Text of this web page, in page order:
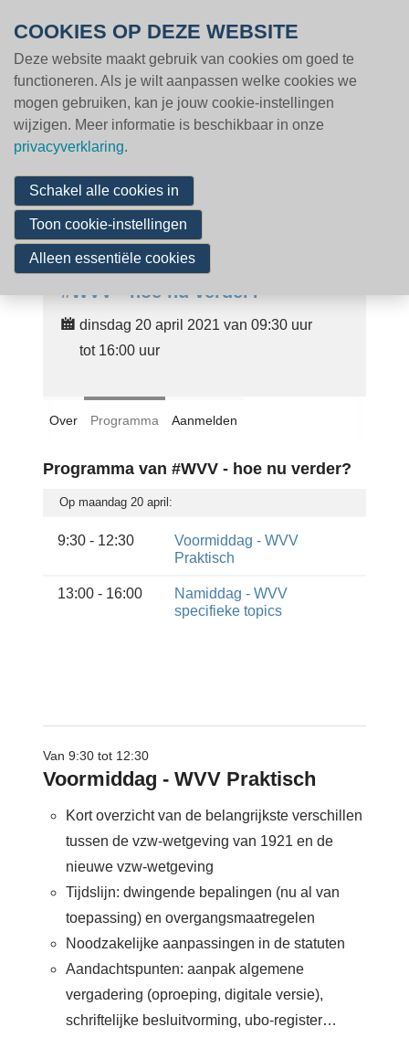
MENU
#WVV - hoe nu verder?
dinsdag 20 april 2021 van 09:30 uur
tot 16:00 uur
Over Programma Aanmelden
Programma van #WVV - hoe nu verder?
Op maandag 20 april:
9:30 - 12:30
Voormiddag - WVV
Praktisch
13:00 - 16:00
Namiddag - WVV
specifieke topics
Van 9:30 tot 12:30
Voormiddag - WVV Praktisch
Kort overzicht van de belangrijkste verschillen
tussen de vzw-wetgeving van 1921 en de
nieuwe vzw-wetgeving
Tijdslijn: dwingende bepalingen (nu al van
toepassing) en overgangsmaatregelen
Noodzakelijke aanpassingen in de statuten
Aandachtspunten: aanpak algemene
vergadering (oproeping, digitale versie),
schriftelijke besluitvorming, ubo-register…
Kalender
Aanpak
Word lid
Nieuws & inzichten
Cases
Vacatures
Partners
COOKIES OP DEZE WEBSITE
Deze website maakt gebruik van cookies om goed te
functioneren. Als je wilt aanpassen welke cookies we
mogen gebruiken, kan je jouw cookie-instellingen
wijzigen. Meer informatie is beschikbaar in onze
privacyverklaring.
Schakel alle cookies in
Toon cookie-instellingen
Alleen essentiële cookies